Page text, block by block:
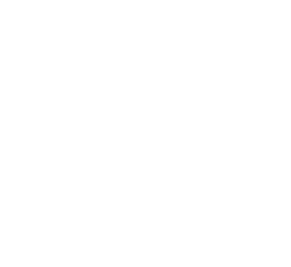
Và Ý Nghĩa Phong Thủy số